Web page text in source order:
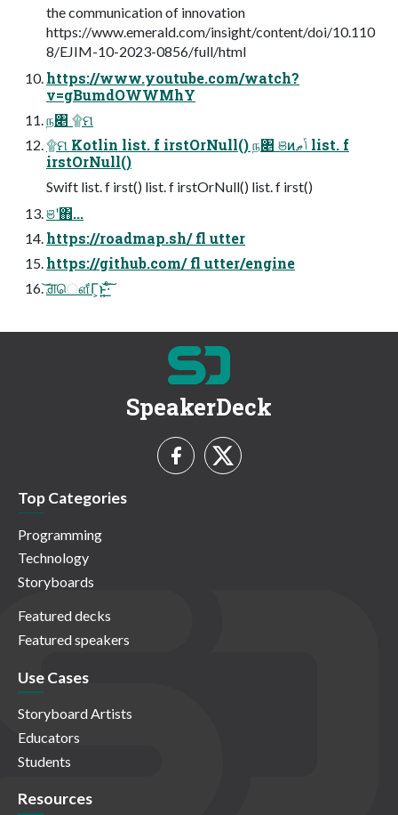
the communication of innovation
https://www.emerald.com/insight/content/doi/10.110
8/EJIM-10-2023-0856/full/html
https://www.youtube.com/watch?
v=gBumdOWWMhY
ந৅ ۩ମ
۩ମ Kotlin list. f irstOrNull() ந৅ ଞͷݴޠ list. f
irstOrNull()
Swift list. f irst() list. f irstOrNull() list. f irst()
ଞʹ΋...
https://roadmap.sh/ fl utter
https://github.com/ fl utter/engine
͝ਗ਼ௌ͋Γ͕ͱ͏͍͟͝·ͨ͠
SpeakerDeck
Top Categories
Programming
Technology
Storyboards
Featured decks
Featured speakers
Use Cases
Storyboard Artists
Educators
Students
Resources